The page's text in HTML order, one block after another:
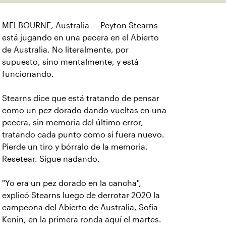
MELBOURNE, Australia — Peyton Stearns
está jugando en una pecera en el Abierto
de Australia. No literalmente, por
supuesto, sino mentalmente, y está
funcionando.
Stearns dice que está tratando de pensar
como un pez dorado dando vueltas en una
pecera, sin memoria del último error,
tratando cada punto como si fuera nuevo.
Pierde un tiro y bórralo de la memoria.
Resetear. Sigue nadando.
"Yo era un pez dorado en la cancha",
explicó Stearns luego de derrotar 2020 la
campeona del Abierto de Australia, Sofia
Kenin, en la primera ronda aquí el martes.